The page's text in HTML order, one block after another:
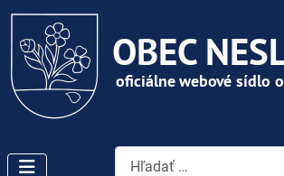
Vyhľadávanie